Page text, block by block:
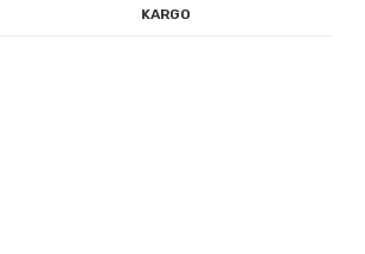
KARGO